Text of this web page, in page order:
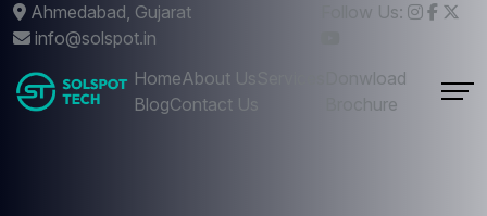
Ahmedabad, Gujarat
info@solspot.in
Follow Us:
HomeAbout Us
BlogContact Us
Donwload
Brochure